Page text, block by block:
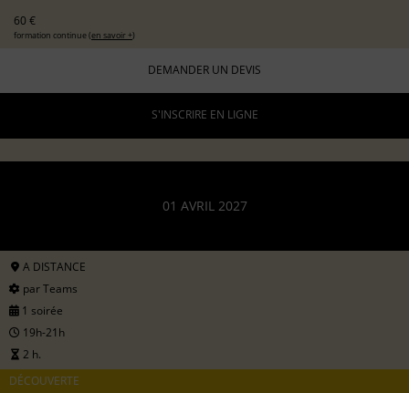
60 €
formation continue (en savoir +)
DEMANDER UN DEVIS
S'INSCRIRE EN LIGNE
01 AVRIL 2027
A DISTANCE
par Teams
1 soirée
19h-21h
2 h.
DÉCOUVERTE